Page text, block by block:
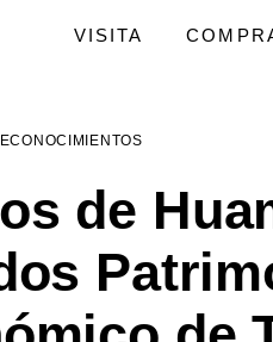
VISITA
de